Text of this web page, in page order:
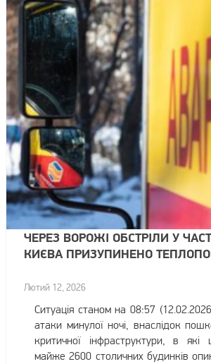
ЧЕРЕЗ ВОРОЖІ ОБСТРІЛИ У
КИЄВА ПРИЗУПИНЕНО
Лютий 12, 2026
Ситуація станом на 08:57
атаки минулої ночі, внаслідок
критичної інфраструктури, в які
майже 2600 столичних будинків